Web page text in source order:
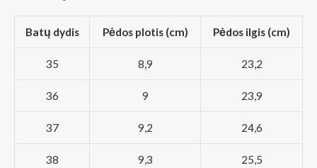
Batų dydis Pėdos plotis (cm) Pėdos ilgis (cm)
35 8,9 23,2
36 9 23,9
37 9,2 24,6
38 9,3 25,5